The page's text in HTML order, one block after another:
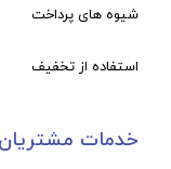
شیوه های پرداخت
استفاده از تخفیف
خدمات مشتریان